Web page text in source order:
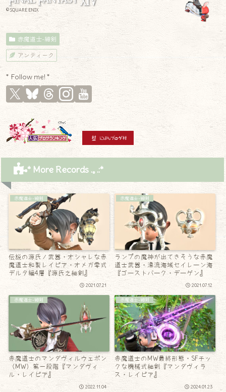
© SQUARE ENIX
赤魔道士-細剣
アンティーク
* Follow me! *
* More Records .｡.:*
赤魔道士-細剣
伝説の源氏ノ武器・オシャレな赤
魔道士和製レイピア・オメガ零式
デルタ編4層『源氏之細剣』
2021.07.21
赤魔道士-細剣
ランプの魔神が出てきそうな赤魔
道士武器・漂流海域セイレーン海
『ゴーストバーク・デーゲン』
2021.07.12
赤魔道士-細剣
赤魔道士のマンダヴィルウェポン
（MW）第一段階『マンダヴィ
ル・レイピア』
2022.11.04
赤魔道士-細剣
赤魔道士のMW最終形態・SFチッ
クな機械式細剣『マンダヴィラ
ス・レイピア』
2024.01.23